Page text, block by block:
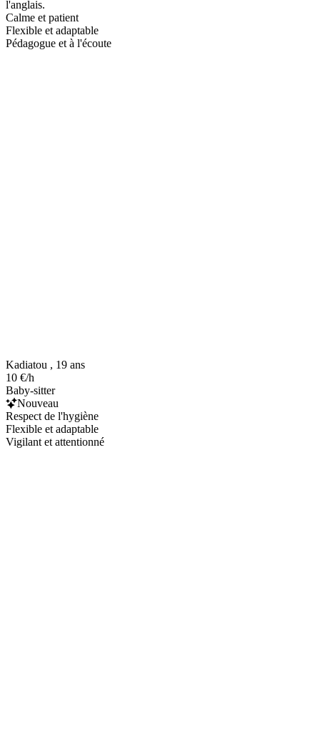
l'anglais.
Calme et patient
Flexible et adaptable
Pédagogue et à l'écoute
Kadiatou , 19 ans
10 €/h
Baby-sitter
Nouveau
Respect de l'hygiène
Flexible et adaptable
Vigilant et attentionné